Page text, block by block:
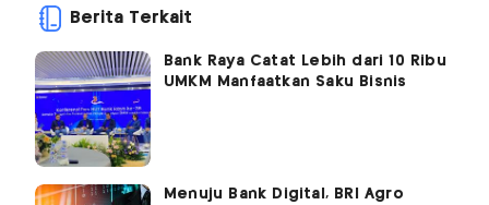
Berita Terkait
Bank Raya Catat Lebih dari 10 Ribu
UMKM Manfaatkan Saku Bisnis
Menuju Bank Digital, BRI Agro